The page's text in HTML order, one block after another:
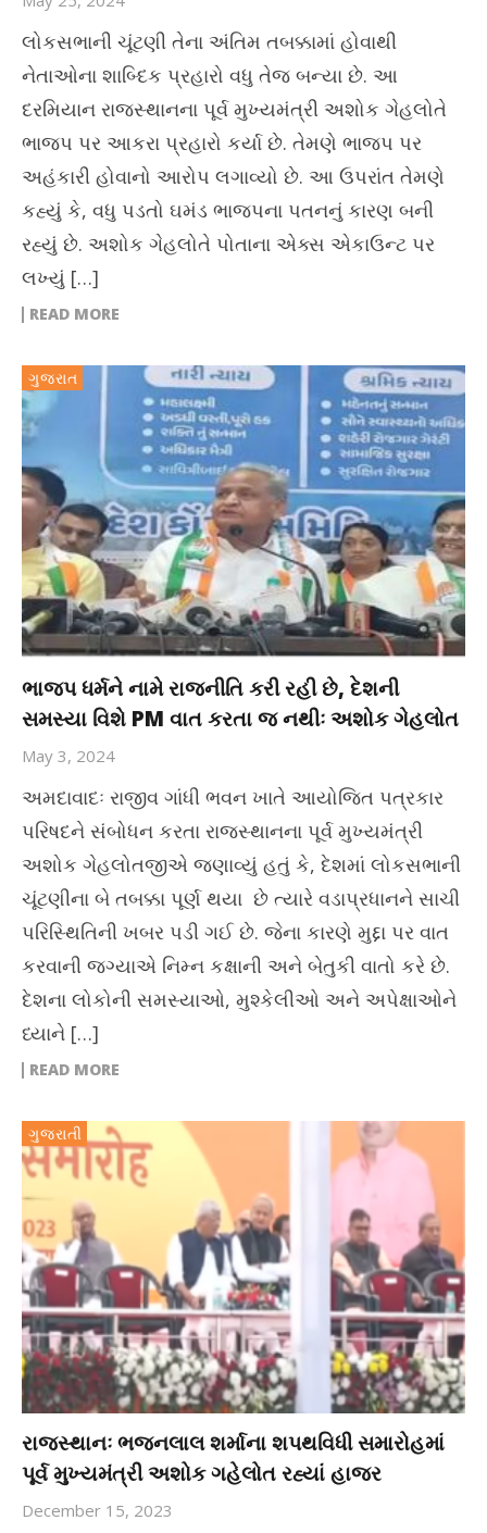
લોકસભાની ચૂંટણી તેના અંતિમ તબક્કામાં હોવાથી
નેતાઓના શાબ્દિક પ્રહારો વધુ તેજ બન્યા છે. આ
દરમિયાન રાજસ્થાનના પૂર્વ મુખ્યમંત્રી અશોક ગેહલોતે
ભાજપ પર આકરા પ્રહારો કર્યા છે. તેમણે ભાજપ પર
અહંકારી હોવાનો આરોપ લગાવ્યો છે. આ ઉપરાંત તેમણે
કહ્યું કે, વધુ પડતો ઘમંડ ભાજપના પતનનું કારણ બની
રહ્યું છે. અશોક ગેહલોતે પોતાના એક્સ એકાઉન્ટ પર
લખ્યું […]
READ MORE
ગુજરાત
ભાજપ ધર્મને નામે રાજનીતિ કરી રહી છે, દેશની
સમસ્યા વિશે PM વાત કરતા જ નથીઃ અશોક ગેહલોત
May 3, 2024
અમદાવાદઃ રાજીવ ગાંધી ભવન ખાતે આયોજિત પત્રકાર
પરિષદને સંબોધન કરતા રાજસ્થાનના પૂર્વ મુખ્યમંત્રી
અશોક ગેહલોતજીએ જણાવ્યું હતું કે, દેશમાં લોકસભાની
ચૂંટણીના બે તબક્કા પૂર્ણ થયા છે ત્યારે વડાપ્રધાનને સાચી
પરિસ્થિતિની ખબર પડી ગઈ છે. જેના કારણે મુદ્દા પર વાત
કરવાની જગ્યાએ નિમ્ન કક્ષાની અને બેતુકી વાતો કરે છે.
દેશના લોકોની સમસ્યાઓ, મુશ્કેલીઓ અને અપેક્ષાઓને
ધ્યાને […]
READ MORE
ગુજરાતી
રાજસ્થાનઃ ભજનલાલ શર્માના શપથવિધી સમારોહમાં
પૂર્વ મુખ્યમંત્રી અશોક ગહેલોત રહ્યાં હાજર
December 15, 2023